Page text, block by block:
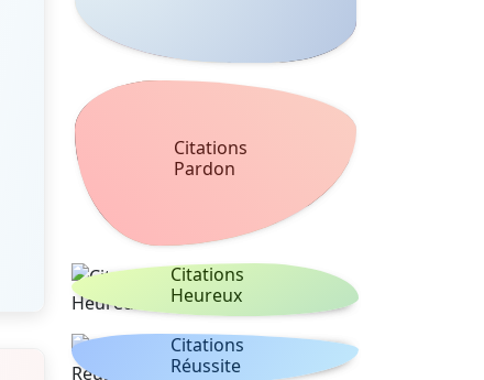
Citations
Pardon
Citations
Heureux
Citations
Réussite